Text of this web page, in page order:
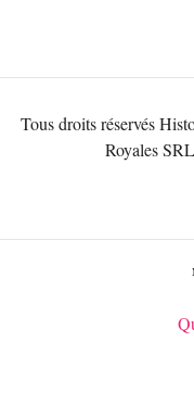
Tous droits réservés
Royales